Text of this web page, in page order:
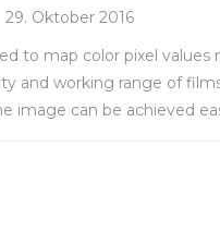
29. Oktober 2016
to map color pixel
and working range of
image can be achieved